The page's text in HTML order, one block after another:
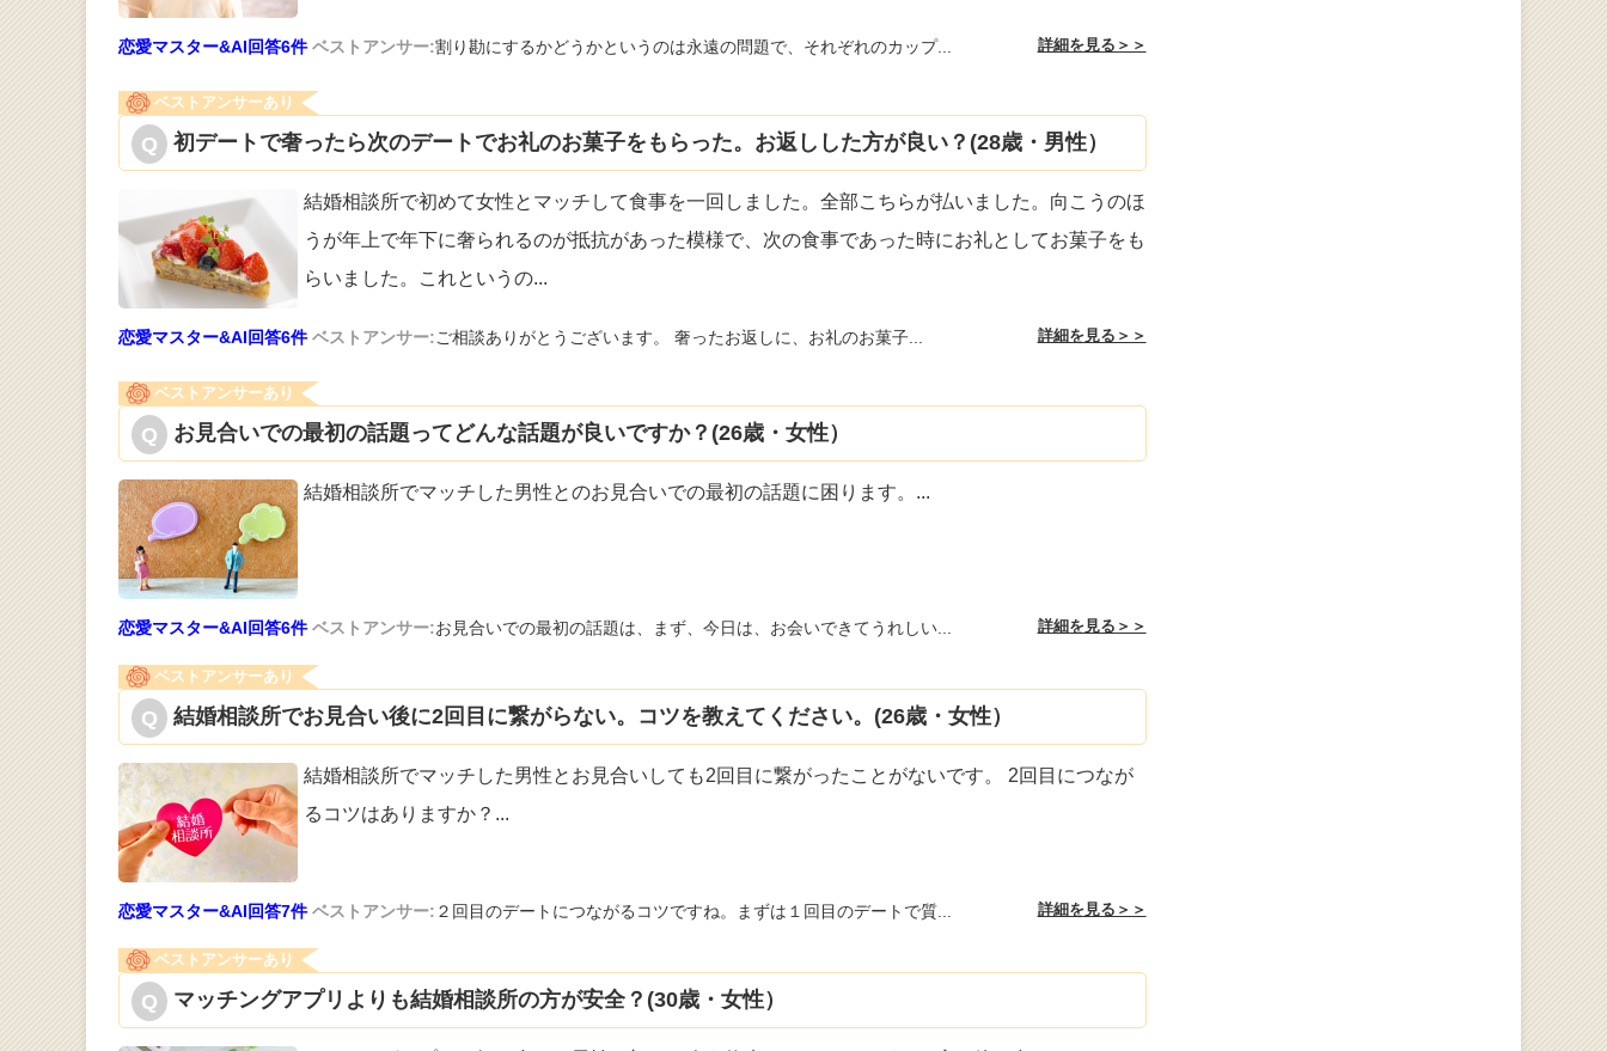
恋愛マスター&AI回答6件 ベストアンサー:割り勘にするかどうかというのは永遠の問題で、それぞれのカップ... 詳細を見る＞＞
ベストアンサーあり
初デートで奢ったら次のデートでお礼のお菓子をもらった。お返しした方が良い？(28歳・男性）
結婚相談所で初めて女性とマッチして食事を一回しました。全部こちらが払いました。向こうのほ
うが年上で年下に奢られるのが抵抗があった模様で、次の食事であった時にお礼としてお菓子をも
らいました。これというの...
恋愛マスター&AI回答6件 ベストアンサー:ご相談ありがとうございます。 奢ったお返しに、お礼のお菓子... 詳細を見る＞＞
ベストアンサーあり
お見合いでの最初の話題ってどんな話題が良いですか？(26歳・女性）
結婚相談所でマッチした男性とのお見合いでの最初の話題に困ります。 ...
恋愛マスター&AI回答6件 ベストアンサー:お見合いでの最初の話題は、まず、今日は、お会いできてうれしい... 詳細を見る＞＞
ベストアンサーあり
結婚相談所でお見合い後に2回目に繋がらない。コツを教えてください。(26歳・女性）
結婚相談所でマッチした男性とお見合いしても2回目に繋がったことがないです。 2回目につなが
るコツはありますか？ ...
恋愛マスター&AI回答7件 ベストアンサー: ２回目のデートにつながるコツですね。まずは１回目のデートで質... 詳細を見る＞＞
ベストアンサーあり
マッチングアプリよりも結婚相談所の方が安全？(30歳・女性）